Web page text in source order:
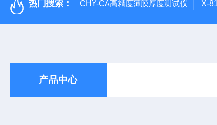
热门搜索： CHY-CA高精度薄膜厚度测试仪 X-
产品中心